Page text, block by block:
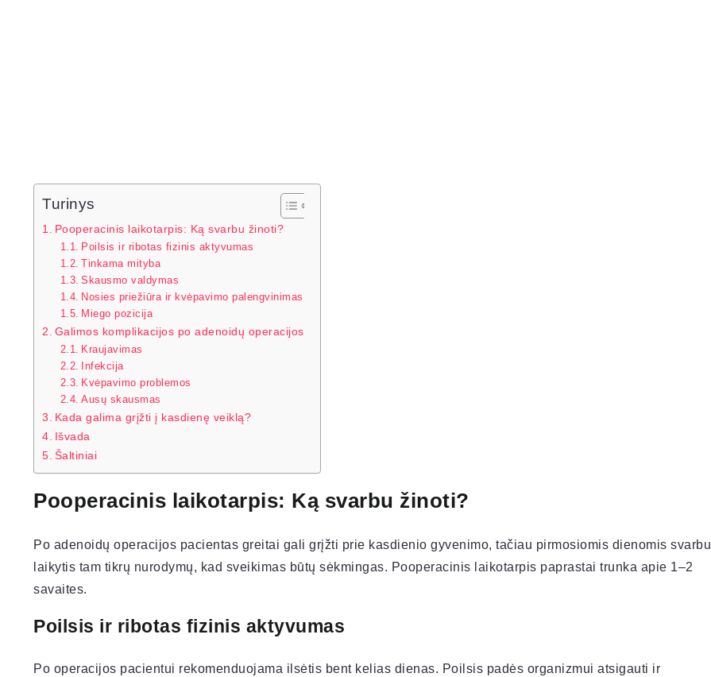
Turinys
Pooperacinis laikotarpis: Ką svarbu žinoti?
Poilsis ir ribotas fizinis aktyvumas
Tinkama mityba
Skausmo valdymas
Nosies priežiūra ir kvėpavimo palengvinimas
Miego pozicija
Galimos komplikacijos po adenoidų operacijos
Kraujavimas
Infekcija
Kvėpavimo problemos
Ausų skausmas
Kada galima grįžti į kasdienę veiklą?
Išvada
Šaltiniai
Pooperacinis laikotarpis: Ką svarbu žinoti?
Po adenoidų operacijos pacientas greitai gali grįžti prie kasdienio gyvenimo, tačiau pirmosiomis dienomis svarbu
laikytis tam tikrų nurodymų, kad sveikimas būtų sėkmingas. Pooperacinis laikotarpis paprastai trunka apie 1–2
savaites.
Poilsis ir ribotas fizinis aktyvumas
Po operacijos pacientui rekomenduojama ilsėtis bent kelias dienas. Poilsis padės organizmui atsigauti ir